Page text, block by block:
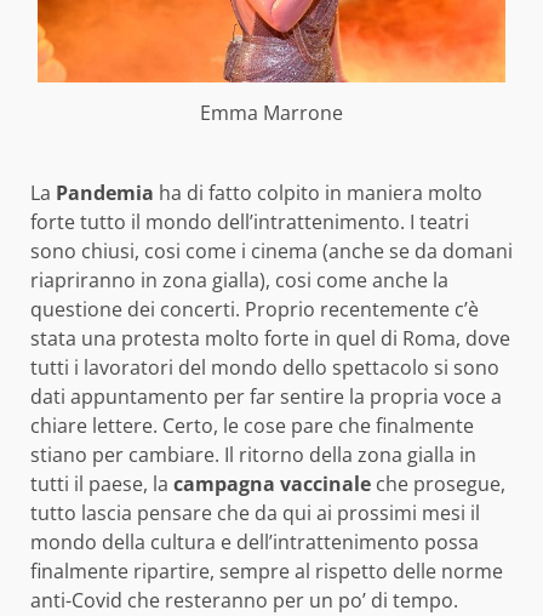
Emma Marrone
La Pandemia ha di fatto colpito in maniera molto
forte tutto il mondo dell’intrattenimento. I teatri
sono chiusi, cosi come i cinema (anche se da domani
riapriranno in zona gialla), cosi come anche la
questione dei concerti. Proprio recentemente c’è
stata una protesta molto forte in quel di Roma, dove
tutti i lavoratori del mondo dello spettacolo si sono
dati appuntamento per far sentire la propria voce a
chiare lettere. Certo, le cose pare che finalmente
stiano per cambiare. Il ritorno della zona gialla in
tutti il paese, la campagna vaccinale che prosegue,
tutto lascia pensare che da qui ai prossimi mesi il
mondo della cultura e dell’intrattenimento possa
finalmente ripartire, sempre al rispetto delle norme
anti-Covid che resteranno per un po’ di tempo.